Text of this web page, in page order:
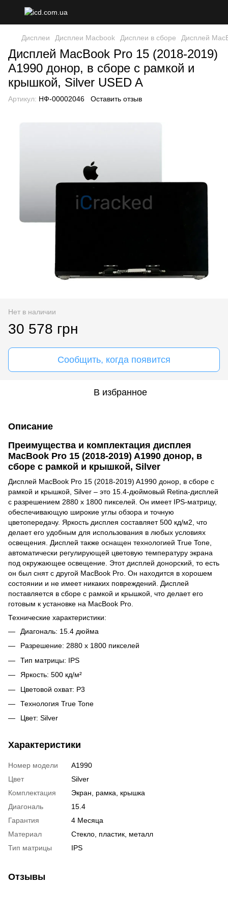
Дисплеи Дисплеи Macbook Дисплеи в сборе Дисплей
Дисплей MacBook Pro 15 (2018-2019)
A1990 донор, в сборе с рамкой и
крышкой, Silver USED A
Артикул: НФ-00002046 Оставить отзыв
Нет в наличии
30 578 грн
Сообщить, когда появится
В избранное
Описание
Преимущества и комплектация дисплея
MacBook Pro 15 (2018-2019) A1990 донор, в
сборе с рамкой и крышкой, Silver
Дисплей MacBook Pro 15 (2018-2019) A1990 донор, в сборе с
рамкой и крышкой, Silver – это 15.4-дюймовый Retina-дисплей
с разрешением 2880 x 1800 пикселей. Он имеет IPS-матрицу,
обеспечивающую широкие углы обзора и точную
цветопередачу. Яркость дисплея составляет 500 кд/м2, что
делает его удобным для использования в любых условиях
освещения. Дисплей также оснащен технологией True Tone,
автоматически регулирующей цветовую температуру экрана
под окружающее освещение. Этот дисплей донорский, то есть
он был снят с другой MacBook Pro. Он находится в хорошем
состоянии и не имеет никаких повреждений. Дисплей
поставляется в сборе с рамкой и крышкой, что делает его
готовым к установке на MacBook Pro.
Технические характеристики:
Диагональ: 15.4 дюйма
Разрешение: 2880 x 1800 пикселей
Тип матрицы: IPS
Яркость: 500 кд/м²
Цветовой охват: P3
Технология True Tone
Цвет: Silver
Характеристики
Номер модели
A1990
Цвет
Silver
Комплектация
Экран, рамка, крышка
Диагональ
15.4
Гарантия
4 Месяца
Материал
Стекло, пластик, металл
Тип матрицы
IPS
Отзывы